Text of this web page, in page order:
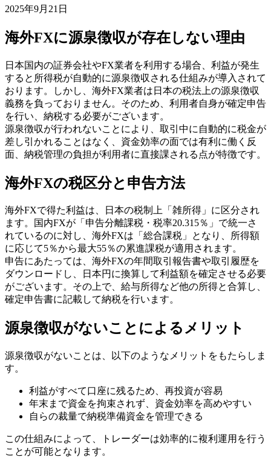
2025年9月21日
海外FXに源泉徴収が存在しない理由
日本国内の証券会社やFX業者を利用する場合、利益が発生
すると所得税が自動的に源泉徴収される仕組みが導入されて
おります。しかし、海外FX業者は日本の税法上の源泉徴収
義務を負っておりません。そのため、利用者自身が確定申告
を行い、納税する必要がございます。
源泉徴収が行われないことにより、取引中に自動的に税金が
差し引かれることはなく、資金効率の面では有利に働く反
面、納税管理の負担が利用者に直接課される点が特徴です。
海外FXの税区分と申告方法
海外FXで得た利益は、日本の税制上「雑所得」に区分され
ます。国内FXが「申告分離課税・税率20.315％」で統一さ
れているのに対し、海外FXは「総合課税」となり、所得額
に応じて5％から最大55％の累進課税が適用されます。
申告にあたっては、海外FXの年間取引報告書や取引履歴を
ダウンロードし、日本円に換算して利益額を確定させる必要
がございます。その上で、給与所得など他の所得と合算し、
確定申告書に記載して納税を行います。
源泉徴収がないことによるメリット
源泉徴収がないことは、以下のようなメリットをもたらしま
す。
利益がすべて口座に残るため、再投資が容易
年末まで資金を拘束されず、資金効率を高めやすい
自らの裁量で納税準備資金を管理できる
この仕組みによって、トレーダーは効率的に複利運用を行う
ことが可能となります。